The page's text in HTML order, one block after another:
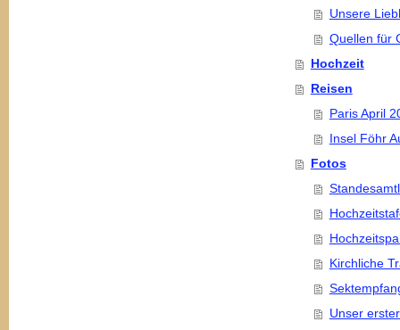
Unsere
Quellen für
Hochzeit
Reisen
Paris April
Insel Föhr
Fotos
Kirchliche
Unser